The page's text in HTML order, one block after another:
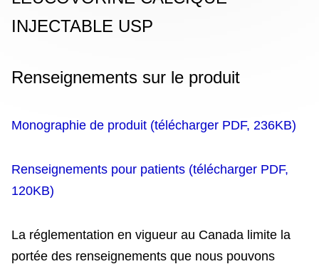
INJECTABLE USP
Renseignements sur le produit
Monographie de produit (télécharger PDF, 236KB)
Renseignements pour patients (télécharger PDF,
120KB)
La réglementation en vigueur au Canada limite la
portée des renseignements que nous pouvons